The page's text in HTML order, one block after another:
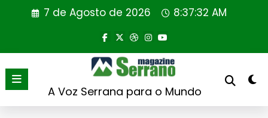
7 de Agosto de 2026 8:37:32 AM
A Voz Serrana para o Mundo